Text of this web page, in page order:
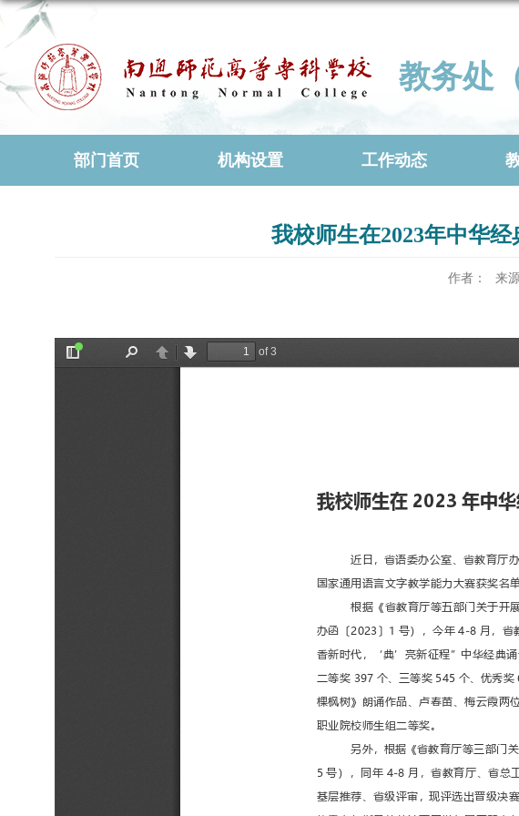
教务处
部门首页 机构设置 工作动态
我校师生在2023年中华
作者： 来